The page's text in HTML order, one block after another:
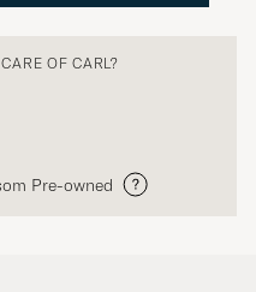
OF CARL?
Pre-owned